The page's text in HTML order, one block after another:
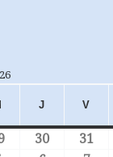
MERCREDI
J JEUDIV
2026
29 juillet 2026
30 30 juillet
31